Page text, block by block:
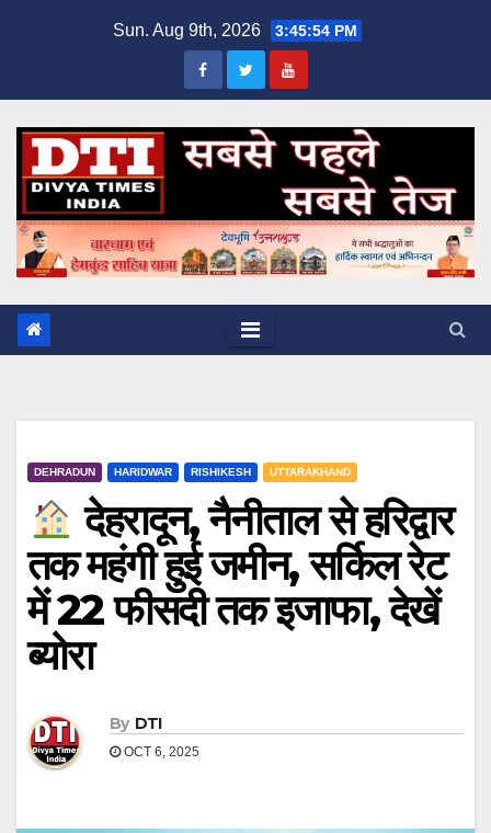
Sun. Aug 9th, 2026 3:45:55 PM
DEHRADUN HARIDWAR RISHIKESH UTTARAKHAND
देहरादून, नैनीताल से हरिद्वार
तक महंगी हुई जमीन, सर्किल रेट
में 22 फीसदी तक इजाफा, देखें
ब्योरा
By DTI
OCT 6, 2025